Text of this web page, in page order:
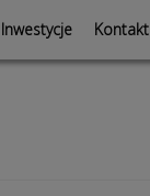
Inwestycje Kontakt